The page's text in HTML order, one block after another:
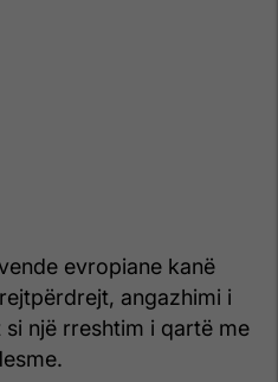
evropiane kanë
angazhimi i
si një rreshtim i qartë me